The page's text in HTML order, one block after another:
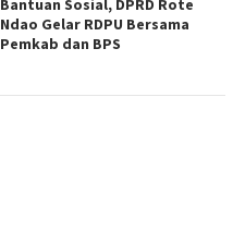
Bantuan Sosial, DPRD Rote
Ndao Gelar RDPU Bersama
Pemkab dan BPS